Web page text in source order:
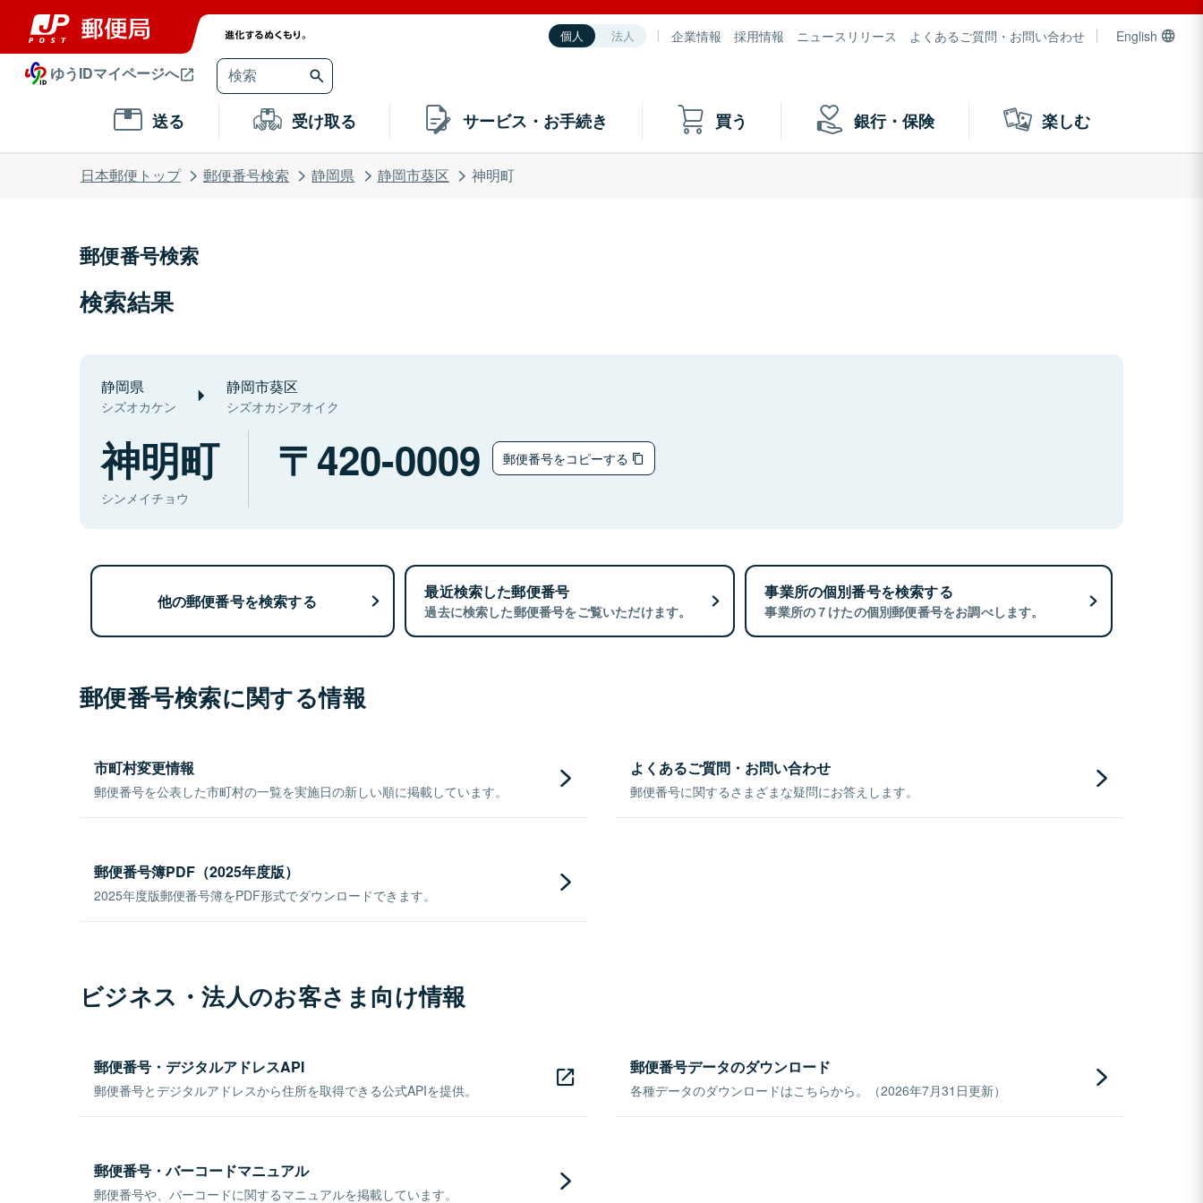
個人 法人 企業情報 採用情報 ニュースリリース よくあるご質問・お問い合わせ English
ゆうIDマイページへ
送る 受け取る サービス・お手続き 買う 銀行・保険 楽しむ
日本郵便トップ 郵便番号検索 静岡県 静岡市葵区 神明町
郵便番号検索
検索結果
静岡県
シズオカケン
静岡市葵区
シズオカシアオイク
神明町
シンメイチョウ
420-0009 郵便番号をコピーする
他の郵便番号を検索する 最近検索した郵便番号
過去に検索した郵便番号をご覧いただけます。
事業所の個別番号を検索する
事業所の７けたの個別郵便番号をお調べします。
郵便番号検索に関する情報
市町村変更情報
郵便番号を公表した市町村の一覧を実施日の新しい順に掲載しています。
よくあるご質問・お問い合わせ
郵便番号に関するさまざまな疑問にお答えします。
郵便番号簿PDF（2025年度版）
2025年度版郵便番号簿をPDF形式でダウンロードできます。
ビジネス・法人のお客さま向け情報
郵便番号・デジタルアドレスAPI
郵便番号とデジタルアドレスから住所を取得できる公式APIを提供。
郵便番号データのダウンロード
各種データのダウンロードはこちらから。（2026年7月31日更新）
郵便番号・バーコードマニュアル
郵便番号や、バーコードに関するマニュアルを掲載しています。